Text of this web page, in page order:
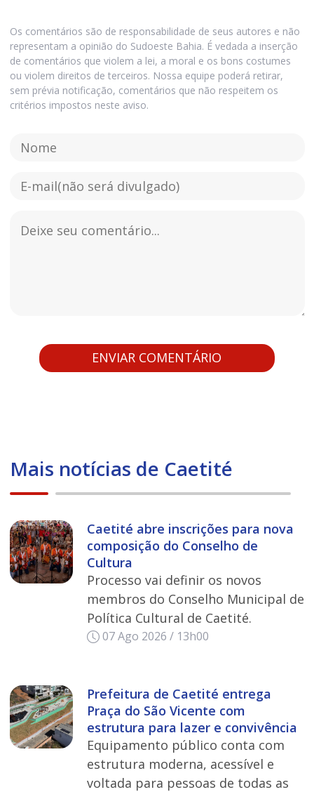
Os comentários são de responsabilidade de seus autores e não
representam a opinião do Sudoeste Bahia. É vedada a inserção
de comentários que violem a lei, a moral e os bons costumes
ou violem direitos de terceiros. Nossa equipe poderá retirar,
sem prévia notificação, comentários que não respeitem os
critérios impostos neste aviso.
Mais notícias de Caetité
Caetité abre inscrições para nova
composição do Conselho de
Cultura
Processo vai definir os novos
membros do Conselho Municipal de
Política Cultural de Caetité.
07 Ago 2026 / 13h00
Prefeitura de Caetité entrega
Praça do São Vicente com
estrutura para lazer e convivência
Equipamento público conta com
estrutura moderna, acessível e
voltada para pessoas de todas as